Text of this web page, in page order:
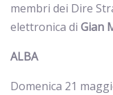
membri dei Dire
elettronica di Gian
ALBA
Domenica 21